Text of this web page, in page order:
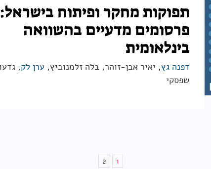
תפוקות מחקר ופיתוח בישראל:
פרסומים מדעיים בהשוואה
בינלאומית
דפנה גץ, יאיר אבן-זוהר, בלה זלמנוביץ, ערן לק,
שפסקי
1
2